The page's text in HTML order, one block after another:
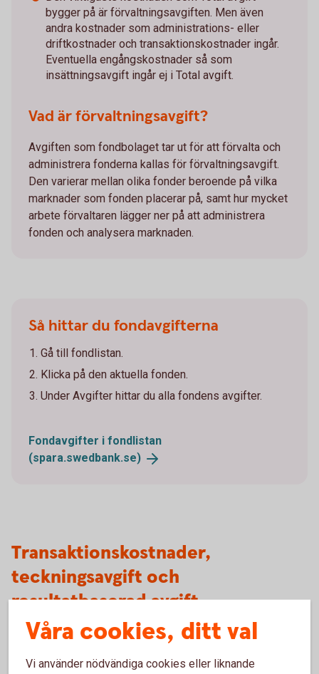
bygger på är förvaltningsavgiften. Men även
andra kostnader som administrations- eller
driftkostnader och transaktionskostnader ingår.
Eventuella engångskostnader så som
insättningsavgift ingår ej i Total avgift.
Vad är förvaltningsavgift?
Avgiften som fondbolaget tar ut för att förvalta och
administrera fonderna kallas för förvaltningsavgift.
Den varierar mellan olika fonder beroende på vilka
marknader som fonden placerar på, samt hur mycket
arbete förvaltaren lägger ner på att administrera
fonden och analysera marknaden.
Så hittar du fondavgifterna
Gå till fondlistan.
Klicka på den aktuella fonden.
Under Avgifter hittar du alla fondens avgifter.
Fondavgifter i fondlistan
(spara.swedbank.se)
Transaktionskostnader,
teckningsavgift och
resultatbaserad avgift
I vissa fonder tillkommer utöver den årliga avgiften,
inklusive förvaltningsavgiften, andra typer av avgifter. Det
Våra cookies, ditt val
Vi använder nödvändiga cookies eller liknande